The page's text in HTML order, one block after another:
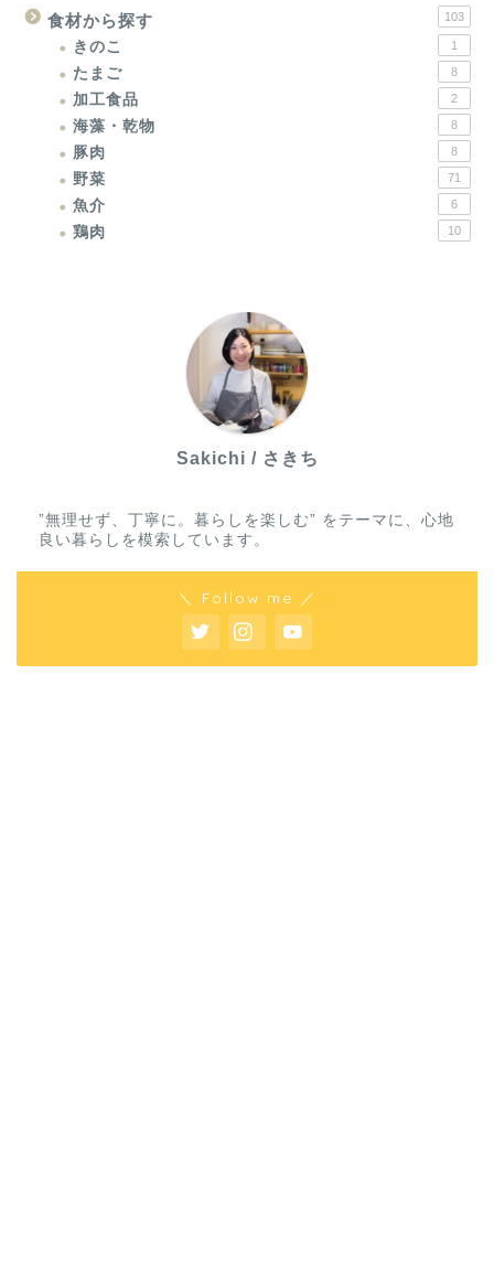
食材から探す 103
きのこ 1
たまご 8
加工食品 2
海藻・乾物 8
豚肉 8
野菜 71
魚介 6
鶏肉 10
Sakichi / さきち
”無理せず、丁寧に。暮らしを楽しむ” をテーマに、心地
良い暮らしを模索しています。
＼ Follow me ／